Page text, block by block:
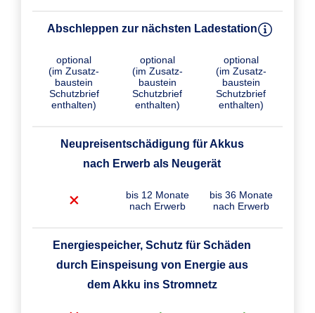
Abschleppen zur nächsten Ladestation
optional
(im Zusatz­
baustein
Schutzbrief
enthalten)
optional
(im Zusatz­
baustein
Schutzbrief
enthalten)
optional
(im Zusatz­
baustein
Schutzbrief
enthalten)
Neupreisentschädigung für Akkus
nach Erwerb als Neugerät
bis 12 Monate
nach Erwerb
bis 36 Monate
nach Erwerb
Energiespeicher, Schutz für Schäden
durch Einspeisung von Energie aus
dem Akku ins Stromnetz